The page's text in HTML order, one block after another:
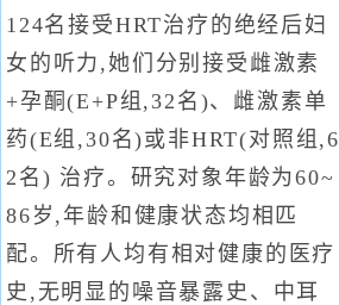
124名接受HRT治疗的绝经后妇
女的听力,她们分别接受雌激素
+孕酮(E+P组,32名)、雌激素单
药(E组,30名)或非HRT(对照组,6
2名) 治疗。研究对象年龄为60~
86岁,年龄和健康状态均相匹
配。所有人均有相对健康的医疗
史,无明显的噪音暴露史、中耳